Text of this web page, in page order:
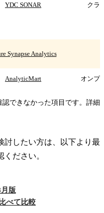
YDC SONAR クラ
Synapse Analytics
AnalyticMart オンプ
できなかった項目です。詳細
討したい方は、以下より最
ださい。
版
べて比較